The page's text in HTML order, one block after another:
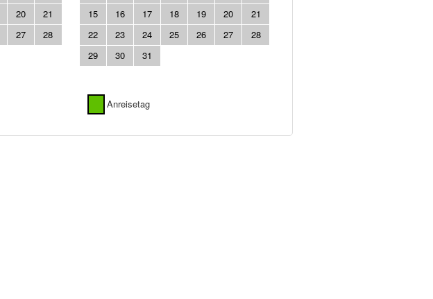
20
21
27 28
15
16 17 18 19 20
21
22
23 24 25 26 27
28
29
30 31
Anreisetag